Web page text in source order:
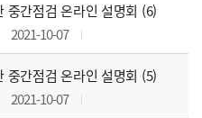
중간점검 온라인 설명회 (6)
2021-10-07
중간점검 온라인 설명회 (5)
2021-10-07